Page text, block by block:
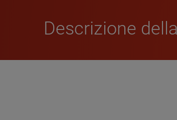
Descrizione